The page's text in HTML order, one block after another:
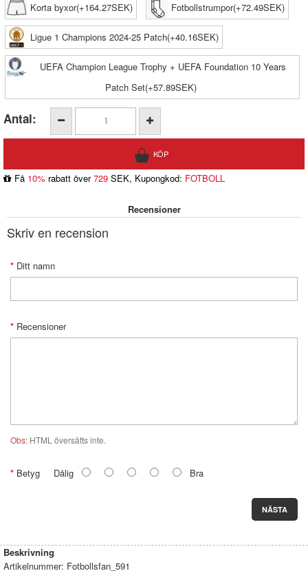
Korta byxor(+164.27SEK) Fotbollstrumpor(+72.49SEK)
Ligue 1 Champions 2024-25 Patch(+40.16SEK)
UEFA Champion League Trophy + UEFA Foundation 10 Years
Patch Set(+57.89SEK)
Antal:
Få 10% rabatt över729 SEK, Kupongkod: FOTBOLL
Recensioner
Skriv en recension
Ditt namn
Recensioner
Obs: HTML översätts inte.
Betyg Dålig Bra
NÄSTA
Beskrivning
Artikelnummer: Fotbollsfan_591